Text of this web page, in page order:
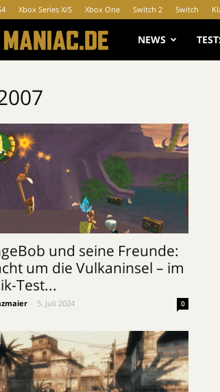
Xbox Series X/S Xbox One Switch 2 Switch
MANIAC.de
NEWS
und seine Freunde:
um die Vulkaninsel – im
Test...
5. Juli 2024 0